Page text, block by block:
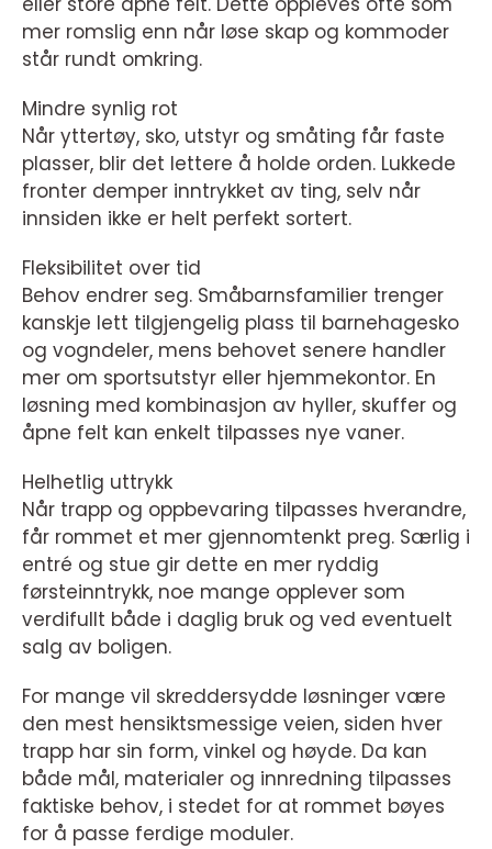
mer romslig enn når løse skap og kommoder
står rundt omkring.
Mindre synlig rot
Når yttertøy, sko, utstyr og småting får faste
plasser, blir det lettere å holde orden. Lukkede
fronter demper inntrykket av ting, selv når
innsiden ikke er helt perfekt sortert.
Fleksibilitet over tid
Behov endrer seg. Småbarnsfamilier trenger
kanskje lett tilgjengelig plass til barnehagesko
og vogndeler, mens behovet senere handler
mer om sportsutstyr eller hjemmekontor. En
løsning med kombinasjon av hyller, skuffer og
åpne felt kan enkelt tilpasses nye vaner.
Helhetlig uttrykk
Når trapp og oppbevaring tilpasses hverandre,
får rommet et mer gjennomtenkt preg. Særlig i
entré og stue gir dette en mer ryddig
førsteinntrykk, noe mange opplever som
verdifullt både i daglig bruk og ved eventuelt
salg av boligen.
For mange vil skreddersydde løsninger være
den mest hensiktsmessige veien, siden hver
trapp har sin form, vinkel og høyde. Da kan
både mål, materialer og innredning tilpasses
faktiske behov, i stedet for at rommet bøyes
for å passe ferdige moduler.